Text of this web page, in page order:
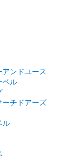
ンドユース
ベル
チドアーズ
ル